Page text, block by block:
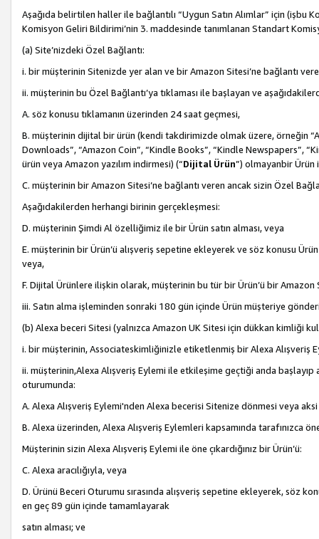
Aşağıda belirtilen haller ile bağlantılı “Uygun Satın Alımlar” için
Komisyon Geliri Bildirimi’nin 3. maddesinde tanımlanan Standart
(a) Site’nizdeki Özel Bağlantı:
i. bir müşterinin Sitenizde yer alan ve bir Amazon Sitesi’ne bağlantı
ii. müşterinin bu Özel Bağlantı’ya tıklaması ile başlayan ve
A. söz konusu tıklamanın üzerinden 24 saat geçmesi,
B. müşterinin dijital bir ürün (kendi takdirimizde olmak üzere, örneğin
Downloads”, “Amazon Coin”, “Kindle Books”, “Kindle Newspapers”,
ürün veya Amazon yazılım indirmesi) (“Dijital Ürün”) olmayanbir Ürün
C. müşterinin bir Amazon Sitesi’ne bağlantı veren ancak sizin Özel
Aşağıdakilerden herhangi birinin gerçekleşmesi:
D. müşterinin Şimdi Al özelliğimiz ile bir Ürün satın alması, veya
E. müşterinin bir Ürün’ü alışveriş sepetine ekleyerek ve söz konusu
veya,
F. Dijital Ürünlere ilişkin olarak, müşterinin bu tür bir Ürün’ü bir Amazon
iii. Satın alma işleminden sonraki 180 gün içinde Ürün müşteriye
(b) Alexa beceri Sitesi (yalnızca Amazon UK Sitesi için dükkan kimliği
i. bir müşterinin, Associateskimliğinizle etiketlenmiş bir Alexa Alışveriş
ii. müşterinin,Alexa Alışveriş Eylemi ile etkileşime geçtiği anda
oturumunda:
A. Alexa Alışveriş Eylemi'nden Alexa becerisi Sitenize dönmesi veya
B. Alexa üzerinden, Alexa Alışveriş Eylemleri kapsamında tarafınızca
Müşterinin sizin Alexa Alışveriş Eylemi ile öne çıkardığınız bir Ürün’ü:
C. Alexa aracılığıyla, veya
D. Ürünü Beceri Oturumu sırasında alışveriş sepetine ekleyerek, söz
en geç 89 gün içinde tamamlayarak
satın alması; ve